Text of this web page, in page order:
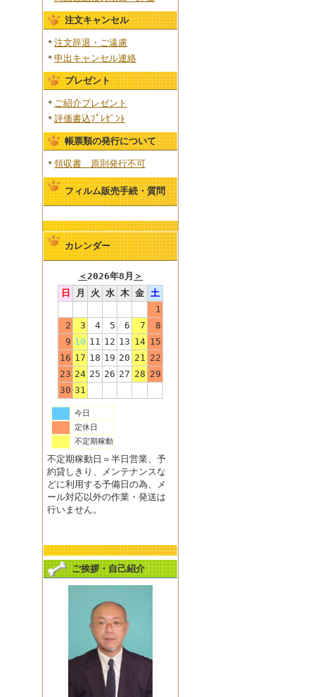
注文キャンセル
注文辞退・ご遠慮
申出キャンセル連絡
プレゼント
ご紹介プレゼント
評価書込ﾌﾟﾚｾﾞﾝﾄ
帳票類の発行について
領収書 原則発行不可
フィルム販売手続・質問
カレンダー
＜ 2026年8月 ＞
日
月 火 水 木 金
土
1
2
3 4 5 6 7
8
9 10 11 12 13 14 15
16 17 18 19 20 21
22
23 24 25 26 27 28 29
30 31
今日
定休日
不定期稼動
不定期稼動日＝半日営業、予
約貸しきり、メンテナンスな
どに利用する予備日の為、メ
ール対応以外の作業・発送は
行いません。
ご挨拶・自己紹介